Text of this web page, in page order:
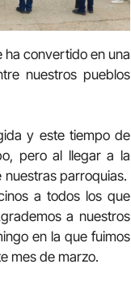
ha convertido en una
nuestros pueblos
y este tiempo de
pero al llegar a la
parroquias.
a todos los que
a nuestros
en la que fuimos
mes de marzo.